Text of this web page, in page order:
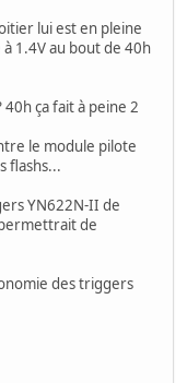
lui est en pleine
1.4V au bout de 40h
ça fait à peine 2
le module pilote
flashs...
YN622N-II de
de
des triggers